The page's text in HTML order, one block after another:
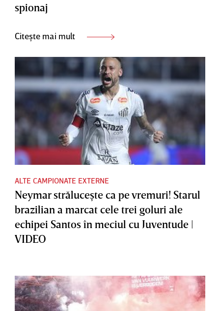
spionaj
Citește mai mult
ALTE CAMPIONATE EXTERNE
Neymar străluceşte ca pe vremuri! Starul
brazilian a marcat cele trei goluri ale
echipei Santos în meciul cu Juventude |
VIDEO